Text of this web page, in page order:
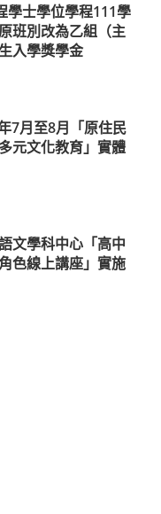
學士學位學程111學
班別改為乙組（主
入學獎學金
7月至8月「原住民
元文化教育」實體
文學科中心「高中
色線上講座」實施